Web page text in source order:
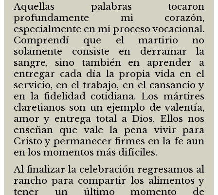
Aquellas palabras tocaron
profundamente mi corazón,
especialmente en mi proceso vocacional.
Comprendí que el martirio no
solamente consiste en derramar la
sangre, sino también en aprender a
entregar cada día la propia vida en el
servicio, en el trabajo, en el cansancio y
en la fidelidad cotidiana. Los mártires
claretianos son un ejemplo de valentía,
amor y entrega total a Dios. Ellos nos
enseñan que vale la pena vivir para
Cristo y permanecer firmes en la fe aun
en los momentos más difíciles.
Al finalizar la celebración regresamos al
rancho para compartir los alimentos y
tener un último momento de